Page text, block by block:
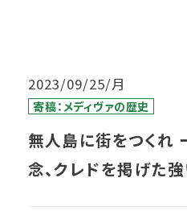
2023/09/25/月
寄稿：メディヴァの歴史
無人島に街をつくれ
念、クレドを掲げた